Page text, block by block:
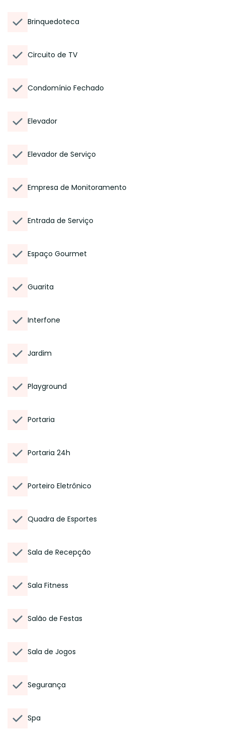
Brinquedoteca
Circuito de TV
Condomínio Fechado
Elevador
Elevador de Serviço
Empresa de Monitoramento
Entrada de Serviço
Espaço Gourmet
Guarita
Interfone
Jardim
Playground
Portaria
Portaria 24h
Porteiro Eletrônico
Quadra de Esportes
Sala de Recepção
Sala Fitness
Salão de Festas
Sala de Jogos
Segurança
Spa